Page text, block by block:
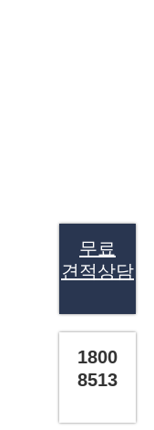
무료
견적상담
1800
8513